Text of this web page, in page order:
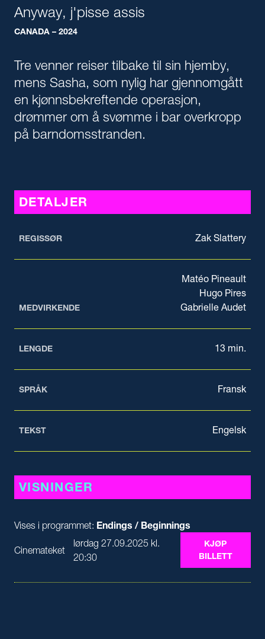
Anyway, j'pisse assis
CANADA – 2024
Tre venner reiser tilbake til sin hjemby,
mens Sasha, som nylig har gjennomgått
en kjønnsbekreftende operasjon,
drømmer om å svømme i bar overkropp
på barndomsstranden.
VISNINGER
Vises i programmet: Endings / Beginnings
Cinemateket
lørdag 27.09.2025 kl.
20:30
KJØP
BILLETT
DETALJER
REGISSØR Zak Slattery
MEDVIRKENDE
Matéo Pineault
Hugo Pires
Gabrielle Audet
LENGDE 13 min.
SPRÅK Fransk
TEKST Engelsk